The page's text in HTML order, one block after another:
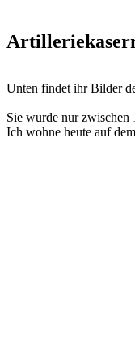
Unten findet ihr Bilder
Sie wurde nur zwischen
Ich wohne heute auf